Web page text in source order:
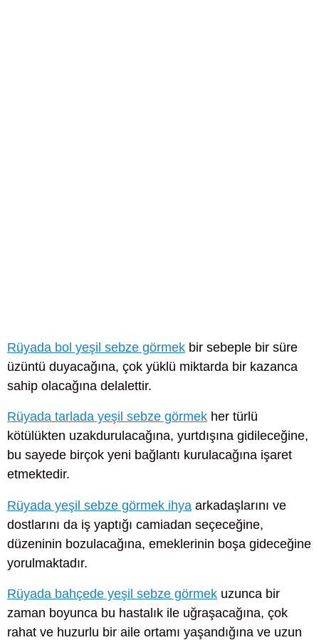
Rüyada bol yeşil sebze görmek bir sebeple bir süre
üzüntü duyacağına, çok yüklü miktarda bir kazanca
sahip olacağına delalettir.
Rüyada tarlada yeşil sebze görmek her türlü
kötülükten uzakdurulacağına, yurtdışına gidileceğine,
bu sayede birçok yeni bağlantı kurulacağına işaret
etmektedir.
Rüyada yeşil sebze görmek ihya arkadaşlarını ve
dostlarını da iş yaptığı camiadan seçeceğine,
düzeninin bozulacağına, emeklerinin boşa gideceğine
yorulmaktadır.
Rüyada bahçede yeşil sebze görmek uzunca bir
zaman boyunca bu hastalık ile uğraşacağına, çok
rahat ve huzurlu bir aile ortamı yaşandığına ve uzun